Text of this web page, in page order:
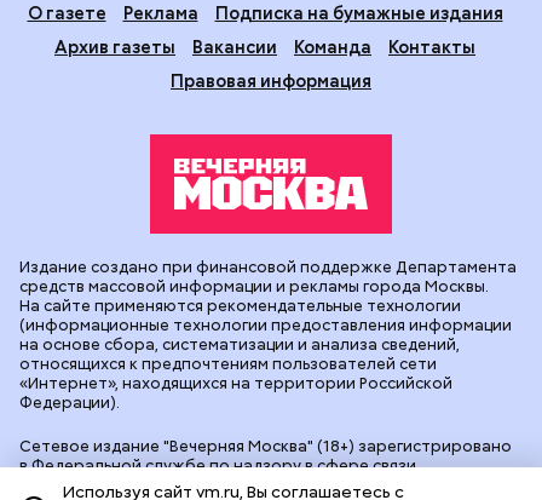
О газете Реклама
Подписка на бумажные издания
Архив газеты
Вакансии Команда
Контакты
Правовая информация
Сетевое издание "Вечерняя Москва" (18+) зарегистрировано
в Федеральной службе по надзору в сфере связи,
информационных технологий и массовых коммуникаций
Издание создано при финансовой поддержке Департамента
средств массовой информации и рекламы города Москвы.
На сайте применяются рекомендательные технологии
(информационные технологии предоставления информации
на основе сбора, систематизации и анализа сведений,
относящихся к предпочтениям пользователей сети
«Интернет», находящихся на территории Российской
Федерации).
Используя сайт vm.ru, Вы соглашаетесь с